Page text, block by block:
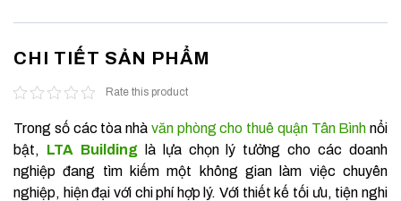
CHI TIẾT SẢN PHẨM
Rate this product
Trong số các tòa nhà văn phòng cho thuê quận Tân Bình nổi
bật, LTA Buildinglà lựa chọn lý tưởng cho các doanh
nghiệp đang tìm kiếm một không gian làm việc chuyên
nghiệp, hiện đại với chi phí hợp lý. Với thiết kế tối ưu, tiện nghi